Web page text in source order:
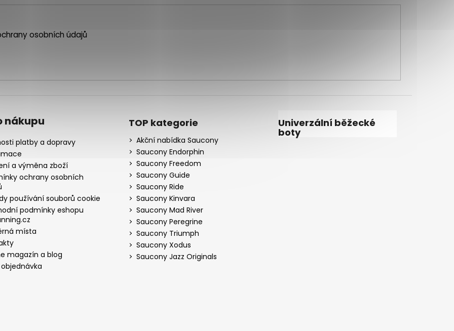
osobních údajů
nákupu
platby a dopravy
a výměna zboží
ochrany osobních
používání souborů cookie
podmínky eshopu
místa
magazín a blog
TOP kategorie
Akční nabídka Saucony
Saucony Endorphin
Saucony Freedom
Saucony Guide
Saucony Ride
Saucony Kinvara
Saucony Mad River
Saucony Peregrine
Saucony Triumph
Saucony Xodus
Saucony Jazz Originals
Univerzální běžecké
boty